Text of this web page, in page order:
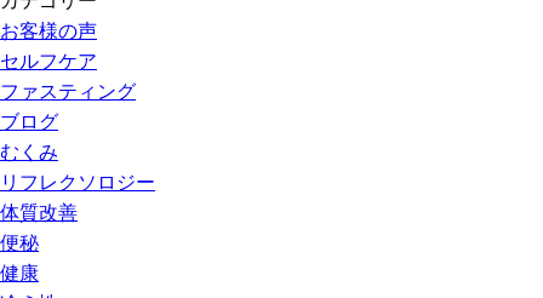
お客様の声
セルフケア
ファスティング
ブログ
むくみ
リフレクソロジー
体質改善
便秘
健康